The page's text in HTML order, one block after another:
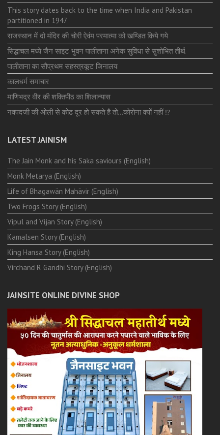
This story dates back to the time when India and Pakistan
partitioned in 1947
राजस्थान में दो मंदिर की चोरी ऐवंम परमात्मा को खण्डित किये गये
सिद्धाचल मध्ये जैन साइट भुवन पालीताना अनेक सुविधा से सुशोभित तीर्थ.
पालीताना का सौप्रथम सहस्त्रकूट जिनालय
कालधर्म समाचार
माणिभद्र वीर की शक्तिपीठ का शिलान्यास
नवपदजी की ओली से कोढ दूर हो सकते है तो…कोरोना क्यों नहीं ⁉️
LATEST JAINISM
The Jain Monk and his Saka saviours (English)
Monk Metarya (English)
Life of Bhagawän Mahävir (English)
Two Frogs Story (English)
Vipul and Vijan Story (English)
Kamalsen Story (English)
King Hansa Story (English)
Virchand R Gandhi Story (English)
JAINSITE ONLINE DIVINE SHOP